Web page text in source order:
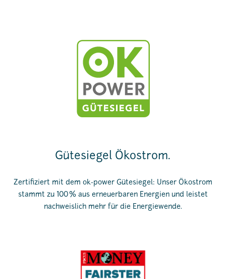
Gütesiegel Ökostrom.
Zertifiziert mit dem ok-power Gütesiegel: Unser Ökostrom
stammt zu 100 % aus erneuerbaren Energien und leistet
nachweislich mehr für die Energiewende.